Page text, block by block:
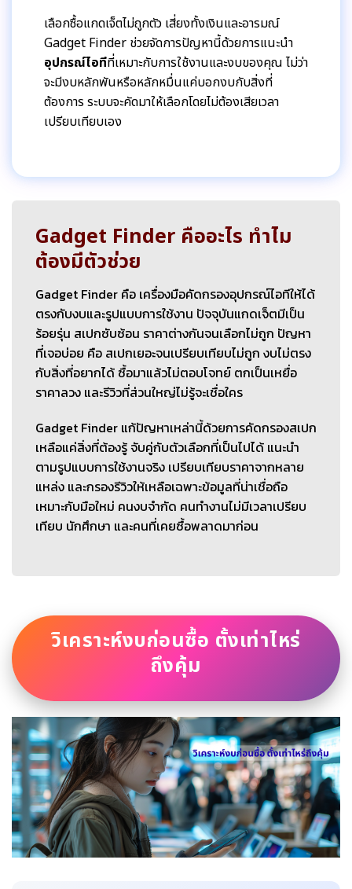
เลือกซื้อแกดเจ็ตไม่ถูกตัว เสี่ยงทั้งเงินและอารมณ์
Gadget Finder ช่วยจัดการปัญหานี้ด้วยการแนะนำ
อุปกรณ์ไอทีที่เหมาะกับการใช้งานและงบของคุณ ไม่ว่า
จะมีงบหลักพันหรือหลักหมื่นแค่บอกงบกับสิ่งที่
ต้องการ ระบบจะคัดมาให้เลือกโดยไม่ต้องเสียเวลา
เปรียบเทียบเอง
Gadget Finder คืออะไร ทำไม
ต้องมีตัวช่วย
Gadget Finder คือ เครื่องมือคัดกรองอุปกรณ์ไอทีให้ได้
ตรงกับงบและรูปแบบการใช้งาน ปัจจุบันแกดเจ็ตมีเป็น
ร้อยรุ่น สเปกซับซ้อน ราคาต่างกันจนเลือกไม่ถูก ปัญหา
ที่เจอบ่อย คือ สเปกเยอะจนเปรียบเทียบไม่ถูก งบไม่ตรง
กับสิ่งที่อยากได้ ซื้อมาแล้วไม่ตอบโจทย์ ตกเป็นเหยื่อ
ราคาลวง และรีวิวที่ส่วนใหญ่ไม่รู้จะเชื่อใคร
Gadget Finder แก้ปัญหาเหล่านี้ด้วยการคัดกรองสเปก
เหลือแค่สิ่งที่ต้องรู้ จับคู่กับตัวเลือกที่เป็นไปได้ แนะนำ
ตามรูปแบบการใช้งานจริง เปรียบเทียบราคาจากหลาย
แหล่ง และกรองรีวิวให้เหลือเฉพาะข้อมูลที่น่าเชื่อถือ
เหมาะกับมือใหม่ คนงบจำกัด คนทำงานไม่มีเวลาเปรียบ
เทียบ นักศึกษา และคนที่เคยซื้อพลาดมาก่อน
วิเคราะห์งบก่อนซื้อ ตั้งเท่าไหร่
ถึงคุ้ม